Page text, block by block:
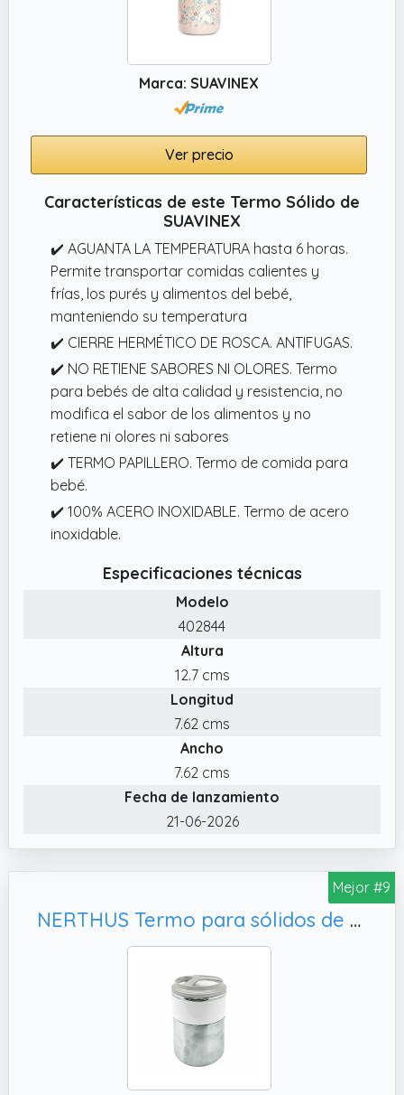
Marca: SUAVINEX
Ver precio
Características de este Termo Sólido de
SUAVINEX
✔️ AGUANTA LA TEMPERATURA hasta 6 horas.
Permite transportar comidas calientes y
frías, los purés y alimentos del bebé,
manteniendo su temperatura
✔️ CIERRE HERMÉTICO DE ROSCA. ANTIFUGAS.
✔️ NO RETIENE SABORES NI OLORES. Termo
para bebés de alta calidad y resistencia, no
modifica el sabor de los alimentos y no
retiene ni olores ni sabores
✔️ TERMO PAPILLERO. Termo de comida para
bebé.
✔️ 100% ACERO INOXIDABLE. Termo de acero
inoxidable.
Especificaciones técnicas
Modelo
402844
Altura
12.7 cms
Longitud
7.62 cms
Ancho
7.62 cms
Fecha de lanzamiento
21-06-2026
Mejor #9
NERTHUS Termo para sólidos de Doble Pared de Acero Inoxidable de 1, 1500ml (FIH 729)